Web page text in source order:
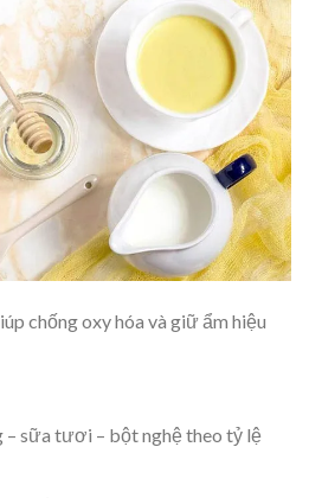
chống oxy hóa và giữ ẩm hiệu
sữa tươi – bột nghệ theo tỷ lệ